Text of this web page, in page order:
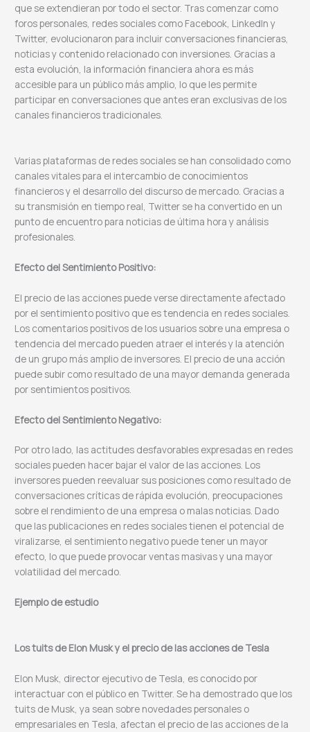
que se extendieran por todo el sector. Tras comenzar como
foros personales, redes sociales como Facebook, LinkedIn y
Twitter, evolucionaron para incluir conversaciones financieras,
noticias y contenido relacionado con inversiones. Gracias a
esta evolución, la información financiera ahora es más
accesible para un público más amplio, lo que les permite
participar en conversaciones que antes eran exclusivas de los
canales financieros tradicionales.
Varias plataformas de redes sociales se han consolidado como
canales vitales para el intercambio de conocimientos
financieros y el desarrollo del discurso de mercado. Gracias a
su transmisión en tiempo real, Twitter se ha convertido en un
punto de encuentro para noticias de última hora y análisis
profesionales.
Efecto del Sentimiento Positivo:
El precio de las acciones puede verse directamente afectado
por el sentimiento positivo que es tendencia en redes sociales.
Los comentarios positivos de los usuarios sobre una empresa o
tendencia del mercado pueden atraer el interés y la atención
de un grupo más amplio de inversores. El precio de una acción
puede subir como resultado de una mayor demanda generada
por sentimientos positivos.
Efecto del Sentimiento Negativo:
Por otro lado, las actitudes desfavorables expresadas en redes
sociales pueden hacer bajar el valor de las acciones. Los
inversores pueden reevaluar sus posiciones como resultado de
conversaciones críticas de rápida evolución, preocupaciones
sobre el rendimiento de una empresa o malas noticias. Dado
que las publicaciones en redes sociales tienen el potencial de
viralizarse, el sentimiento negativo puede tener un mayor
efecto, lo que puede provocar ventas masivas y una mayor
volatilidad del mercado.
Ejemplo de estudio
Los tuits de Elon Musk y el precio de las acciones de Tesla
Elon Musk, director ejecutivo de Tesla, es conocido por
interactuar con el público en Twitter. Se ha demostrado que los
tuits de Musk, ya sean sobre novedades personales o
empresariales en Tesla, afectan el precio de las acciones de la